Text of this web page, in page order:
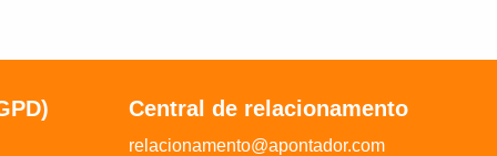
Central de relacionamento
relacionamento@apontador.com